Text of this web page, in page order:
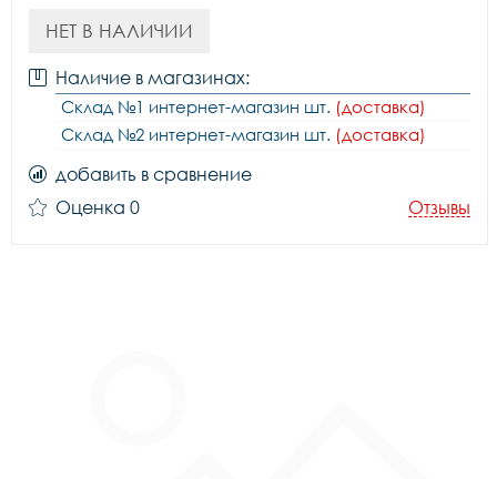
НЕТ В НАЛИЧИИ
Наличие в магазинах:
Склад №1 интернет-магазин шт. (доставка)
Склад №2 интернет-магазин шт. (доставка)
добавить в сравнение
Оценка 0
Отзывы